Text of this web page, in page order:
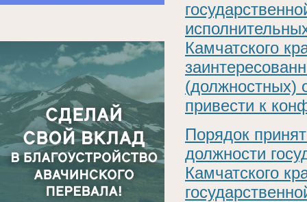
Камчатского
(должностных)
привести к
Порядок
должности
Камчатского